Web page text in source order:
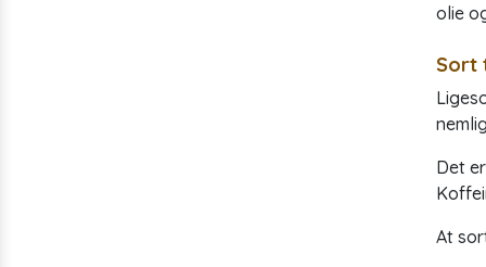
olie
Sort
Det
At